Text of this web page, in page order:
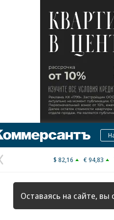
Предыдущая
страница
$ 82,16 € 94,83
Оставаясь на сайте, вы